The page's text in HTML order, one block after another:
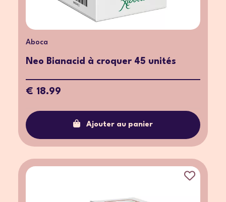
Aboca
Neo Bianacid à croquer 45 unités
€ 18.99
Ajouter au panier